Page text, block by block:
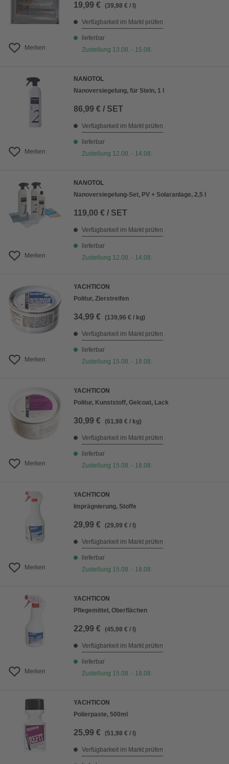
Merken
19,99 € (39,98 € / l)
Verfügbarkeit im Markt prüfen
lieferbar
Zustellung 13.08. - 15.08.
Merken
NANOTOL
Nanoversiegelung, für Stein, 1 l
86,99 € / SET
Verfügbarkeit im Markt prüfen
lieferbar
Zustellung 12.08. - 14.08.
Merken
NANOTOL
Nanoversiegelung-Set, PV + Solaranlage, 2,5 l
119,00 € / SET
Verfügbarkeit im Markt prüfen
lieferbar
Zustellung 12.08. - 14.08.
Merken
YACHTICON
Politur, Zierstreifen
34,99 € (139,96 € / kg)
Verfügbarkeit im Markt prüfen
lieferbar
Zustellung 15.08. - 18.08.
Merken
YACHTICON
Politur, Kunststoff, Gelcoat, Lack
30,99 € (61,98 € / kg)
Verfügbarkeit im Markt prüfen
lieferbar
Zustellung 15.08. - 18.08.
Merken
YACHTICON
Imprägnierung, Stoffe
29,99 € (29,99 € / l)
Verfügbarkeit im Markt prüfen
lieferbar
Zustellung 15.08. - 18.08.
Merken
YACHTICON
Pflegemittel, Oberflächen
22,99 € (45,98 € / l)
Verfügbarkeit im Markt prüfen
lieferbar
Zustellung 15.08. - 18.08.
YACHTICON
Polierpaste, 500ml
25,99 € (51,98 € / l)
Verfügbarkeit im Markt prüfen